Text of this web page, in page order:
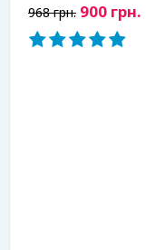
968 грн. 900 грн.